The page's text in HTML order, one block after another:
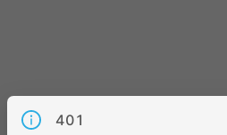
401